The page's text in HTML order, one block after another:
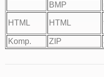
BMP
HTML HTML
Komp.
ZIP